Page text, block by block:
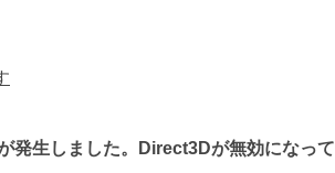
発生しました。Direct3Dが無効になって